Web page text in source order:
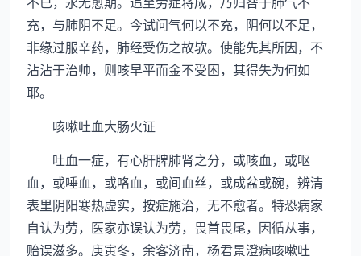
充，与肺阴不足。今试问气何以不充，阴何以不足，
非缘过服辛药，肺经受伤之故欤。使能先其所因，不
沾沾于治帅，则咳早平而金不受困，其得失为何如
耶。
咳嗽吐血大肠火证
吐血一症，有心肝脾肺肾之分，或咳血，或呕
血，或唾血，或咯血，或间血丝，或成盆或碗，辨清
表里阴阳寒热虚实，按症施治，无不愈者。特恐病家
自认为劳，医家亦误认为劳，畏首畏尾，因循从事，
贻误滋多。庚寅冬，余客济南，杨君景澄病咳嗽吐